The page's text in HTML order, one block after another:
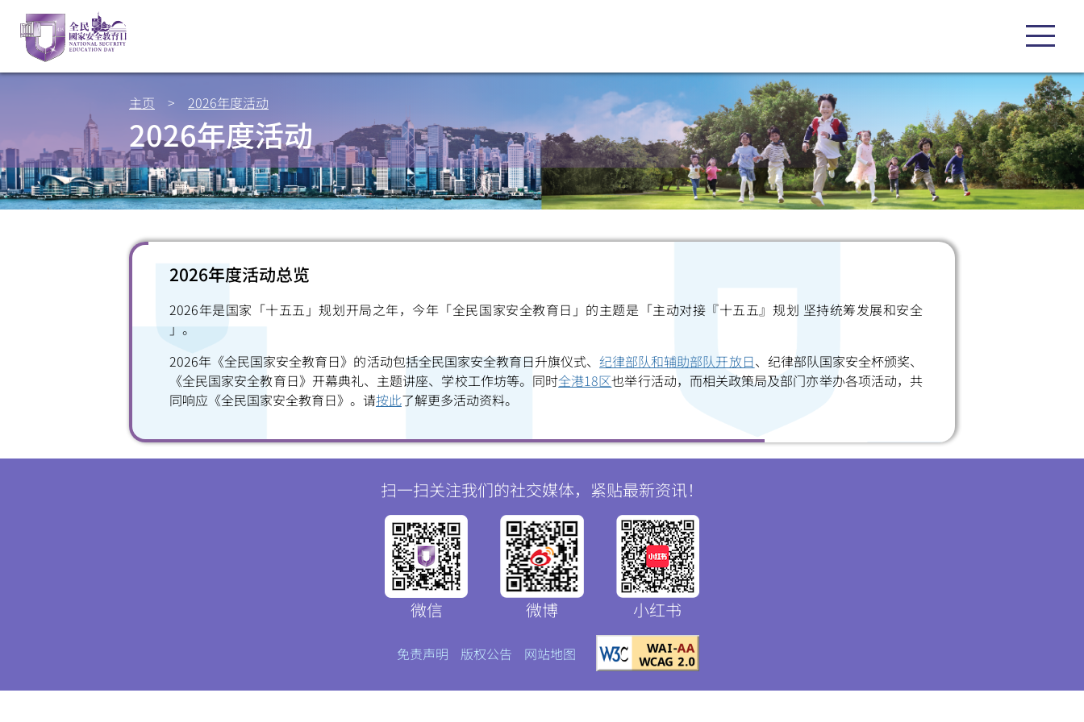
主页 > 2026年度活动
2026年度活动
2026年度活动总览
2026年是国家「十五五」规划开局之年，今年「全民国家安全教育日」的主题是「主动对接『十五五』规划 坚持统筹发展和安全
」。
2026年《全民国家安全教育日》的活动包括全民国家安全教育日升旗仪式、纪律部队和辅助部队开放日、纪律部队国家安全杯颁奖、
《全民国家安全教育日》开幕典礼、主题讲座、学校工作坊等。同时全港18区也举行活动，而相关政策局及部门亦举办各项活动，共
同响应《全民国家安全教育日》。请按此了解更多活动资料。
免责声明 版权公告 网站地图
扫一扫关注我们的社交媒体，紧贴最新资讯！
微信 微博 小红书
微 微 小